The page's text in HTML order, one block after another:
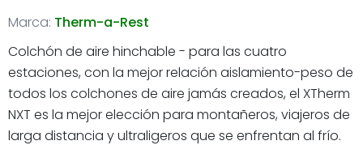
Marca: Therm-a-Rest
Colchón de aire hinchable - para las cuatro
estaciones, con la mejor relación aislamiento-peso de
todos los colchones de aire jamás creados, el XTherm
NXT es la mejor elección para montañeros, viajeros de
larga distancia y ultraligeros que se enfrentan al frío.